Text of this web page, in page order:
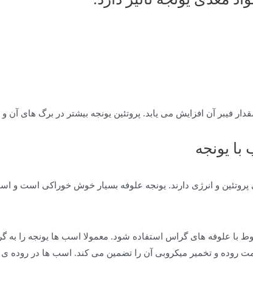
فیبر آن افزایش می یابد. پروتئین یونجه بیشتر در برگ های
یونجه
پروتئین و انرژی دارند. یونجه علوفه بسیار خوش خوراکی است
با علوفه های گراس استفاده شود. معمولا اسب ها یونجه را
روده و تخمیر میکروبی آن را تضمین می کند. اسب ها در روده ی